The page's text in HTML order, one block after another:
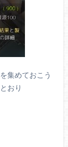
集めておこう
おり